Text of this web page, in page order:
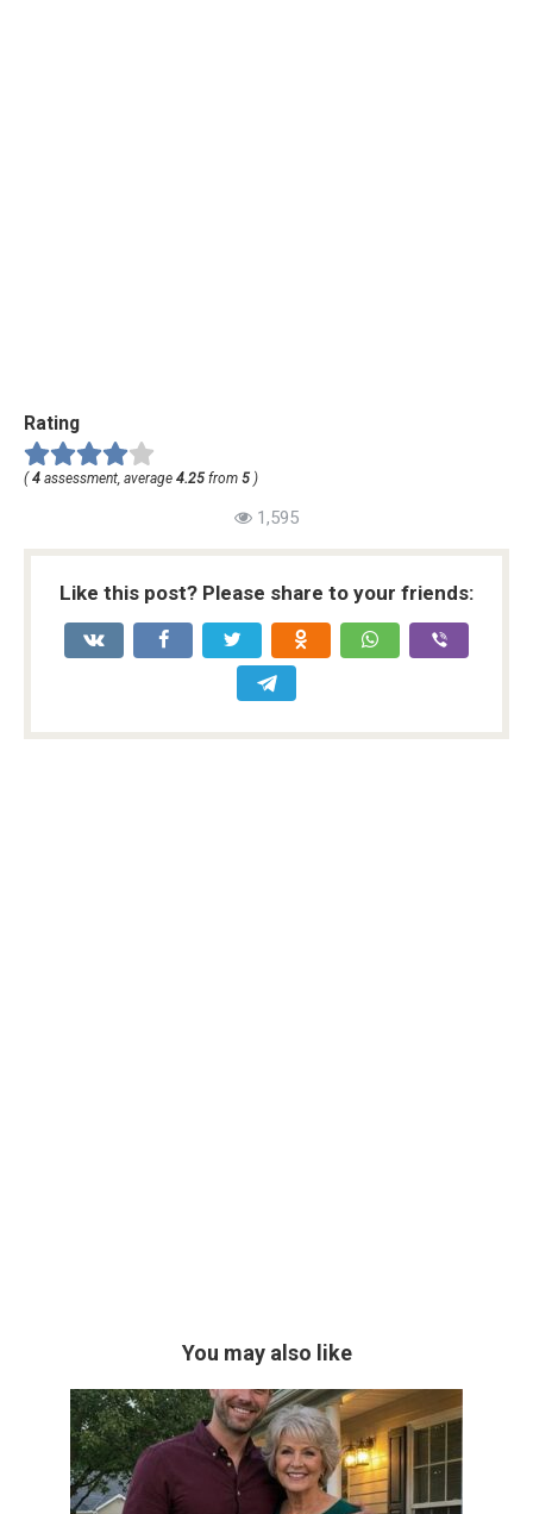
Rating
( 4 assessment, average 4.25 from 5 )
1,595
Like this post? Please share to your friends:
You may also like